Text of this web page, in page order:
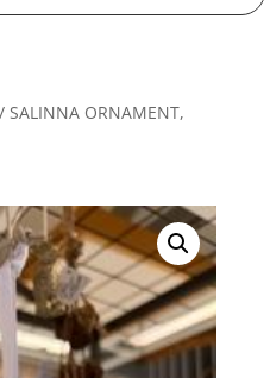
ORNAMENT,